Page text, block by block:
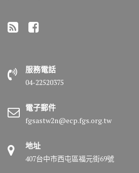
服務電話
04-22520375
電子郵件
fgsastw2n@ecp.fgs.org.tw
地址
407台中市西屯區福元街69號